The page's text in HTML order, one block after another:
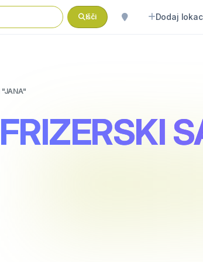
Išči Dodaj
"JANA"